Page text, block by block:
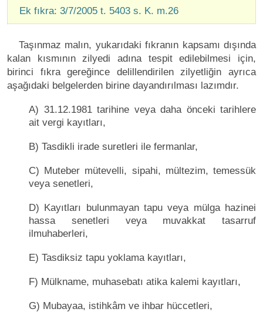
Ek fıkra: 3/7/2005 t. 5403 s. K. m.26
Taşınmaz malın, yukarıdaki fıkranın kapsamı dışında
kalan kısmının zilyedi adına tespit edilebilmesi için,
birinci fıkra gereğince delillendirilen zilyetliğin ayrıca
aşağıdaki belgelerden birine dayandırılması lazımdır.
A) 31.12.1981 tarihine veya daha önceki tarihlere
ait vergi kayıtları,
B) Tasdikli irade suretleri ile fermanlar,
C) Muteber mütevelli, sipahi, mültezim, temessük
veya senetleri,
D) Kayıtları bulunmayan tapu veya mülga hazinei
hassa senetleri veya muvakkat tasarruf
ilmuhaberleri,
E) Tasdiksiz tapu yoklama kayıtları,
F) Mülkname, muhasebatı atika kalemi kayıtları,
G) Mubayaa, istihkâm ve ihbar hüccetleri,